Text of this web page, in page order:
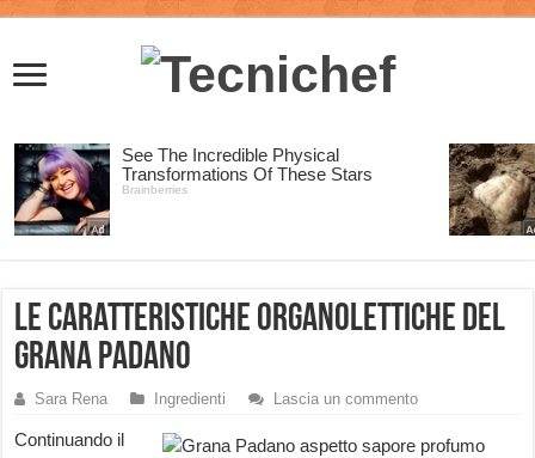
Le caratteristiche organolettiche del
Grana Padano
Sara Rena Ingredienti Lascia un commento
Continuando il